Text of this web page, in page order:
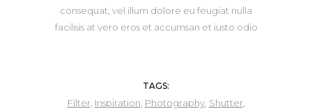
consequat, vel illum dolore eu feugiat nulla
facilisis at vero eros et accumsan et iusto odio
TAGS:
Filter, Inspiration Photography, Shutter,